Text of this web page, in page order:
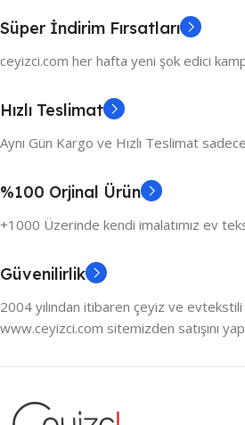
Süper İndirim Fırsatları
ceyizci.com her hafta yeni şok edici
Hızlı Teslimat
Aynı Gün Kargo ve Hızlı Teslimat
%100 Orjinal Ürün
+1000 Üzerinde kendi imalatımız ev
Güvenilirlik
2004 yılından itibaren çeyiz ve
www.ceyizci.com sitemizden satışını